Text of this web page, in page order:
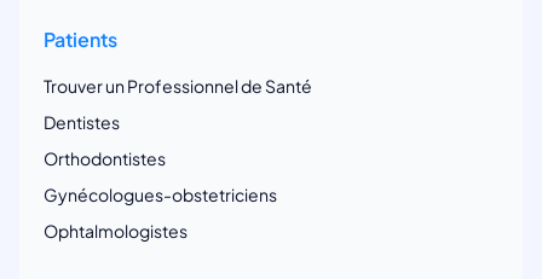
Patients
Trouver un Professionnel de Santé
Dentistes
Orthodontistes
Gynécologues-obstetriciens
Ophtalmologistes